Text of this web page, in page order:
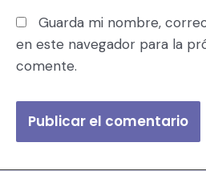
Guarda mi nombre,
en este navegador para la
comente.